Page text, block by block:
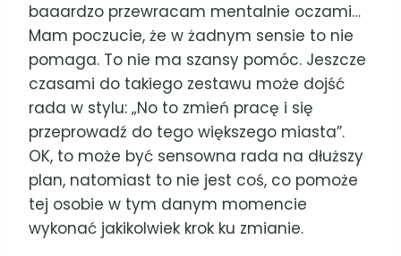
baaardzo przewracam mentalnie oczami…
Mam poczucie, że w żadnym sensie to nie
pomaga. To nie ma szansy pomóc. Jeszcze
czasami do takiego zestawu może dojść
rada w stylu: „No to zmień pracę i się
przeprowadź do tego większego miasta”.
OK, to może być sensowna rada na dłuższy
plan, natomiast to nie jest coś, co pomoże
tej osobie w tym danym momencie
wykonać jakikolwiek krok ku zmianie.